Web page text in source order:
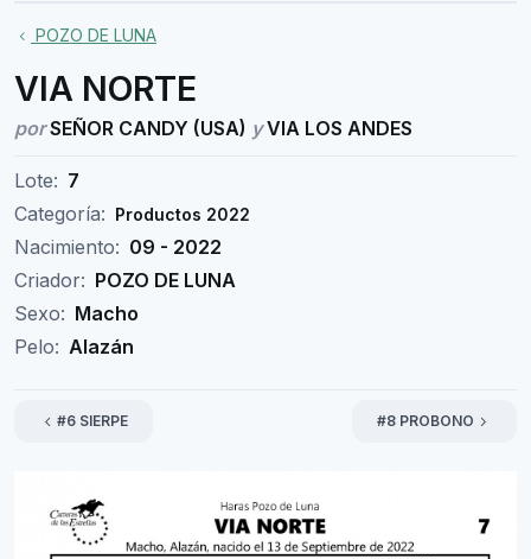
POZO DE LUNA
VIA NORTE
porSEÑOR CANDY (USA) yVIA LOS ANDES
Lote: 7
Categoría: Productos 2022
Nacimiento: 09 - 2022
Criador: POZO DE LUNA
Sexo: Macho
Pelo: Alazán
#6 SIERPE #8 PROBONO